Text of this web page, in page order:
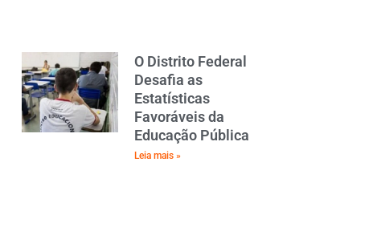
O Distrito Federal
Desafia as
Estatísticas
Favoráveis da
Educação Pública
Leia mais »